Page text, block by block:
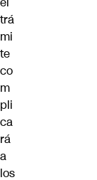
trá
mi
te
co
m
pli
ca
rá
a
los